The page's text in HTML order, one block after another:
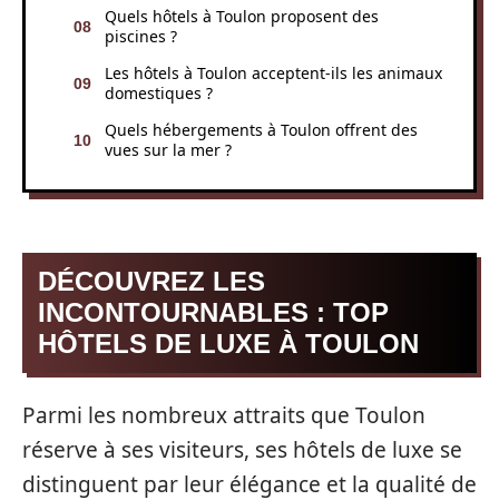
Quels hôtels à Toulon proposent des
piscines ?
Les hôtels à Toulon acceptent-ils les animaux
domestiques ?
Quels hébergements à Toulon offrent des
vues sur la mer ?
DÉCOUVREZ LES
INCONTOURNABLES : TOP
HÔTELS DE LUXE À TOULON
Parmi les nombreux attraits que Toulon
réserve à ses visiteurs, ses hôtels de luxe se
distinguent par leur élégance et la qualité de